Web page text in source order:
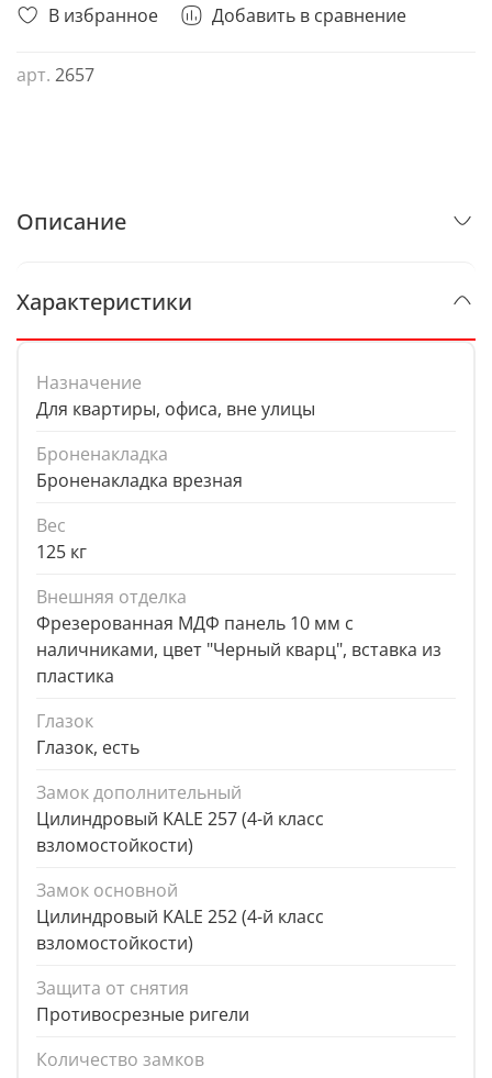
В избранное Добавить в сравнение
арт. 2657
Описание
Характеристики
Назначение
Для квартиры, офиса, вне улицы
Броненакладка
Броненакладка врезная
Вес
125 кг
Внешняя отделка
Фрезерованная МДФ панель 10 мм с
наличниками, цвет "Черный кварц", вставка из
пластика
Глазок
Глазок, есть
Замок дополнительный
Цилиндровый KALE 257 (4-й класс
взломостойкости)
Замок основной
Цилиндровый KALE 252 (4-й класс
взломостойкости)
Защита от снятия
Противосрезные ригели
Количество замков